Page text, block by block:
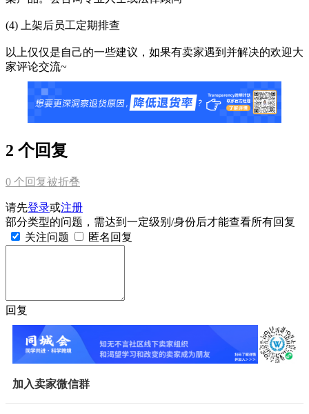
(4) 上架后员工定期排查
以上仅仅是自己的一些建议，如果有卖家遇到并解决的欢迎大
家评论交流~
2 个回复
0 个回复被折叠
请先登录或注册
部分类型的问题，需达到一定级别/身份后才能查看所有回复
关注问题
匿名回复
回复
加入卖家微信群